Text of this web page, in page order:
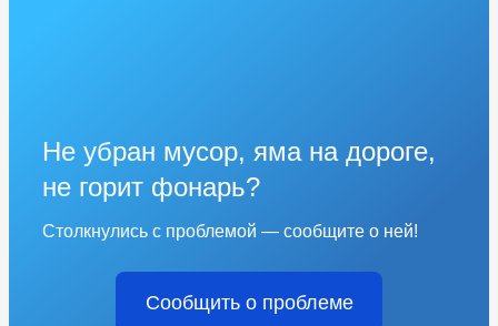
Не убран мусор, яма на дороге,
не горит фонарь?
Столкнулись с проблемой — сообщите о ней!
Сообщить о проблеме